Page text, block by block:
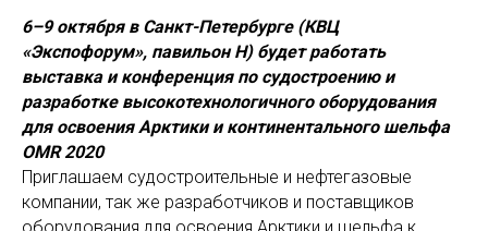
6–9 октября в Санкт-Петербурге (КВЦ
«Экспофорум», павильон Н) будет работать
выставка и конференция по судостроению и
разработке высокотехнологичного оборудования
для освоения Арктики и континентального шельфа
OMR 2020
Приглашаем судостроительные и нефтегазовые
компании, так же разработчиков и поставщиков